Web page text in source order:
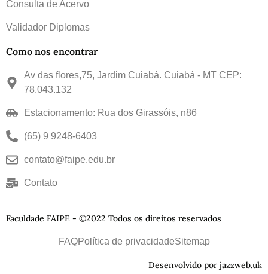
Consulta de Acervo
Validador Diplomas
Como nos encontrar
Av das flores,75, Jardim Cuiabá. Cuiabá - MT CEP:
78.043.132
Estacionamento: Rua dos Girassóis, n86
(65) 9 9248-6403
contato@faipe.edu.br
Contato
Faculdade FAIPE - ©2022 Todos os direitos reservados
FAQPolítica de privacidadeSitemap
Desenvolvido por jazzweb.uk